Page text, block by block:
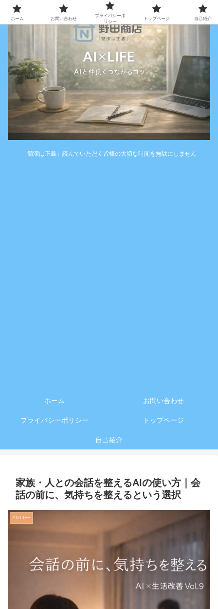
「簡潔は正義」読んでいただく皆様の大切な時間を無駄にしません
ホーム お問い合わせ
プライバシーポリシー トップページ
自己紹介
家族・人との会話を整えるAIの使い方｜会
話の前に、気持ちを整えるという選択
AI×LIFE
ホーム お問い合わせ
プライバシーポ
リシー
トップページ 自己紹介